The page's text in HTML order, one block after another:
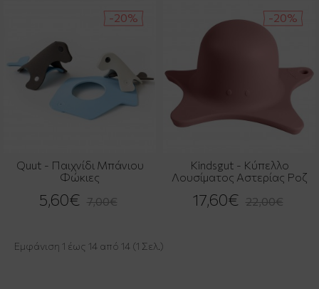
-20%
Quut - Παιχνίδι Μπάνιου
Φώκιες
5,60€ 7,00€
-20%
Kindsgut - Κύπελλο
Λουσίματος Αστερίας Ροζ
17,60€ 22,00€
Εμφάνιση 1 έως 14 από 14 (1 Σελ.)